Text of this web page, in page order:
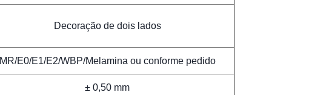
Decoração de dois lados
MR/E0/E1/E2/WBP/Melamina ou conforme pedido
± 0,50 mm